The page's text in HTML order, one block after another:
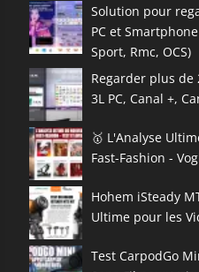
Solution pour
PC et
Sport, Rmc, OCS)
Regarder plus de
3L PC, Canal +,
🥇 L'Analyse
Fast-Fashion -
Hohem iSteady
Ultime pour les
Test CarpodGo